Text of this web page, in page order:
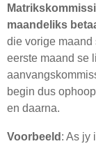
maandeliks
die vorige maand
eerste maand se
begin dus
en daarna.
Voorbeeld : As jy